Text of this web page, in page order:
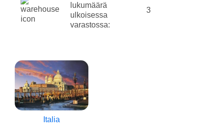
lukumäärä
ulkoisessa
varastossa:
3
Italia